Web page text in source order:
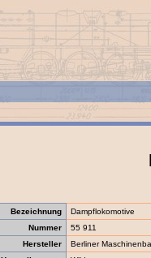
Bezeichnung
Dampflokomotive
Nummer
55 911
Hersteller
Berliner